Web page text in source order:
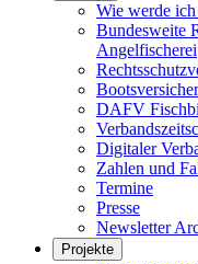
Wie werde
Bundesweite
Angelfischerei
DAFV
Digitaler
Zahlen und
Termine
Presse
Newsletter
Projekte